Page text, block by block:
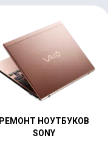
РЕМОНТ НОУТБУКОВ
SONY